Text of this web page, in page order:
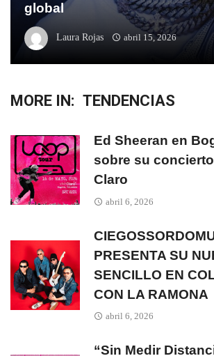
global
Laura Rojas abril 15, 2026
MORE IN: TENDENCIAS
Ed Sheeran en
sobre su
Claro
abril 6, 2026
PRESENTA SU
SENCILLO EN
CON LA RAMONA
abril 6, 2026
“Sin Medir